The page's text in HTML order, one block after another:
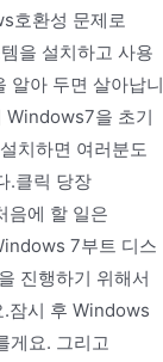
호환성 문제로
을 설치하고 사용
알아 두면 살아납니
Windows7을 초기
치하면 여러분도
.클릭 당장
음에 할 일은
7부트 디스
진행하기 위해서
.잠시 후 Windows
게요. 그리고